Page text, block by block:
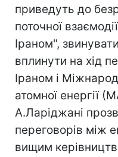
приведуть до
поточної
Іраном",
вплинути на хід
Іраном і
атомної енергії
А.Ларіджані
переговорів між
вищим